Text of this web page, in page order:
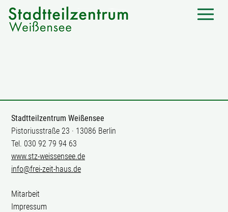
Stadtteilzentrum Weißensee
Pistoriusstraße 23 · 13086 Berlin
Tel. 030 92 79 94 63
www.stz-weissensee.de
info@frei-zeit-haus.de
Mitarbeit
Impressum